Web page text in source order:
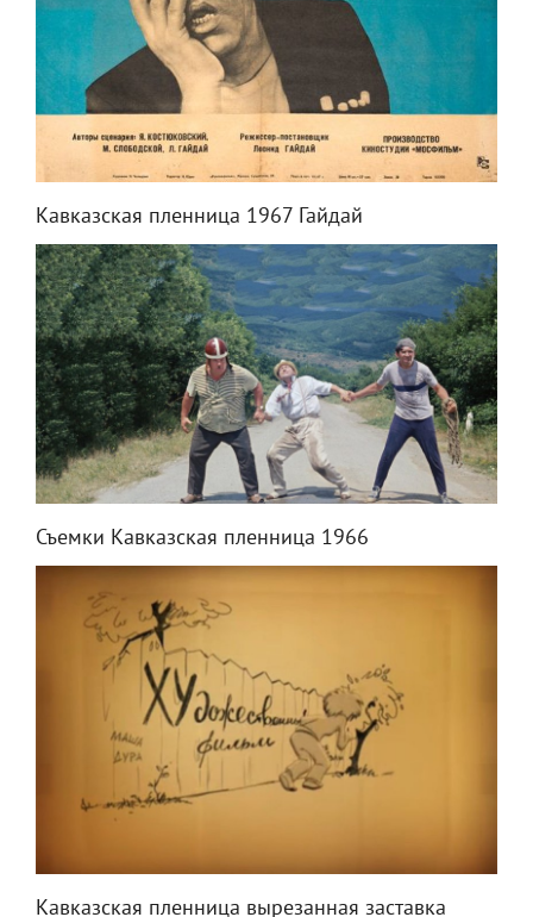
Кавказская пленница 1967 Гайдай
Съемки Кавказская пленница 1966
Кавказская пленница вырезанная заставка